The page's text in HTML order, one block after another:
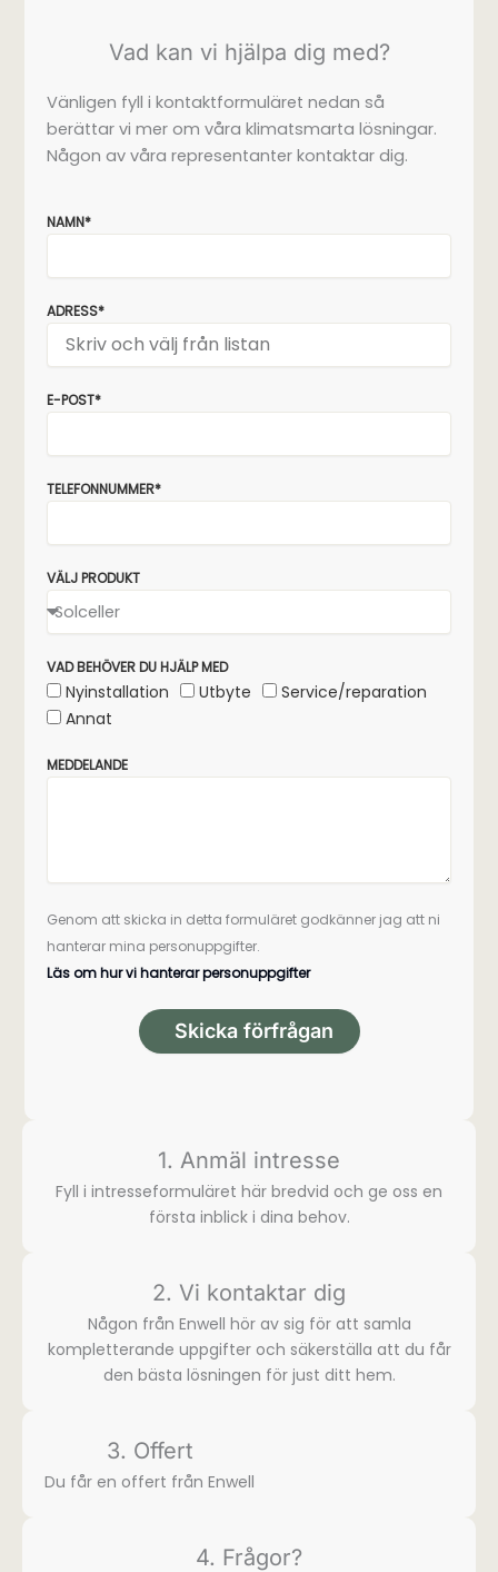
Vad kan vi hjälpa dig med?
Vänligen fyll i kontaktformuläret nedan så
berättar vi mer om våra klimatsmarta lösningar.
Någon av våra representanter kontaktar dig.
NAMN*
ADRESS*
E-POST*
TELEFONNUMMER*
VÄLJ PRODUKT
VAD BEHÖVER DU HJÄLP MED
Nyinstallation Utbyte
Service/reparation
Annat
MEDDELANDE
Genom att skicka in detta formuläret godkänner jag att ni
hanterar mina personuppgifter.
Läs om hur vi hanterar personuppgifter
Skicka förfrågan
1. Anmäl intresse
Fyll i intresse­formuläret här bredvid och ge oss en
första inblick i dina behov.
2. Vi kontaktar dig
Någon från Enwell hör av sig för att samla
komplette­rande uppgifter och säkerställa att du får
den bästa lösningen för just ditt hem.
3. Offert
Du får en offert från Enwell
4. Frågor?